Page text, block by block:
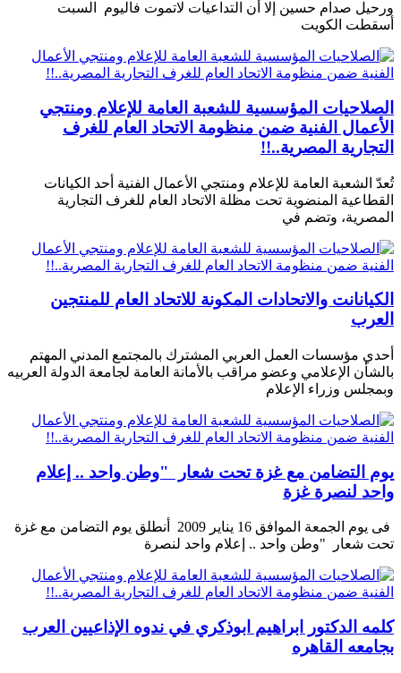
ورحيل صدام حسين إلا أن التداعيات لاتموت فاليوم السبت
أسقطت الكويت
الصلاحيات المؤسسية للشعبة العامة للإعلام ومنتجي
الأعمال الفنية ضمن منظومة الاتحاد العام للغرف
التجارية المصرية..!!
تُعدّ الشعبة العامة للإعلام ومنتجي الأعمال الفنية أحد الكيانات
القطاعية المنضوية تحت مظلة الاتحاد العام للغرف التجارية
المصرية، وتضم في
الكيانانت والاتحادات المكونة للاتحاد العام للمنتجين
العرب
أحدي مؤسسات العمل العربي المشترك بالمجتمع المدني المهتم
بالشأن الإعلامي وعضو مراقب بالأمانة العامة لجامعة الدولة العربيه
وبمجلس وزراء الإعلام
يوم التضامن مع غزة تحت شعار "وطن واحد .. إعلام
واحد لنصرة غزة
فى يوم الجمعة الموافق 16 يناير 2009 أنطلق يوم التضامن مع غزة
تحت شعار "وطن واحد .. إعلام واحد لنصرة
كلمه الدكتور ابراهيم ابوذكري في ندوه الإذاعيين العرب
بجامعه القاهره